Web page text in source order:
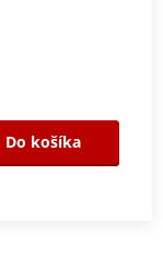
Do košíka